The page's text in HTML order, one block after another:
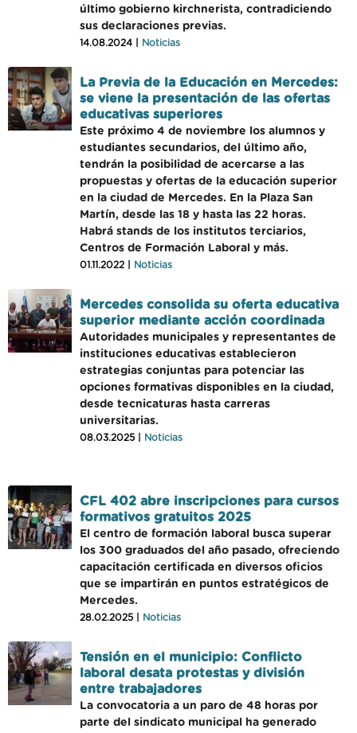
último gobierno kirchnerista, contradiciendo
sus declaraciones previas.
14.08.2024 | Noticias
La Previa de la Educación en Mercedes:
se viene la presentación de las ofertas
educativas superiores
Este próximo 4 de noviembre los alumnos y
estudiantes secundarios, del último año,
tendrán la posibilidad de acercarse a las
propuestas y ofertas de la educación superior
en la ciudad de Mercedes. En la Plaza San
Martín, desde las 18 y hasta las 22 horas.
Habrá stands de los institutos terciarios,
Centros de Formación Laboral y más.
01.11.2022 | Noticias
Mercedes consolida su oferta educativa
superior mediante acción coordinada
Autoridades municipales y representantes de
instituciones educativas establecieron
estrategias conjuntas para potenciar las
opciones formativas disponibles en la ciudad,
desde tecnicaturas hasta carreras
universitarias.
08.03.2025 | Noticias
CFL 402 abre inscripciones para cursos
formativos gratuitos 2025
El centro de formación laboral busca superar
los 300 graduados del año pasado, ofreciendo
capacitación certificada en diversos oficios
que se impartirán en puntos estratégicos de
Mercedes.
28.02.2025 | Noticias
Tensión en el municipio: Conflicto
laboral desata protestas y división
entre trabajadores
La convocatoria a un paro de 48 horas por
parte del sindicato municipal ha generado